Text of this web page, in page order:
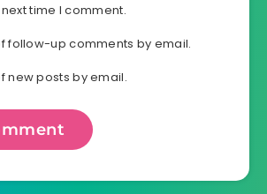
time I comment.
follow-up comments by email.
new posts by email.